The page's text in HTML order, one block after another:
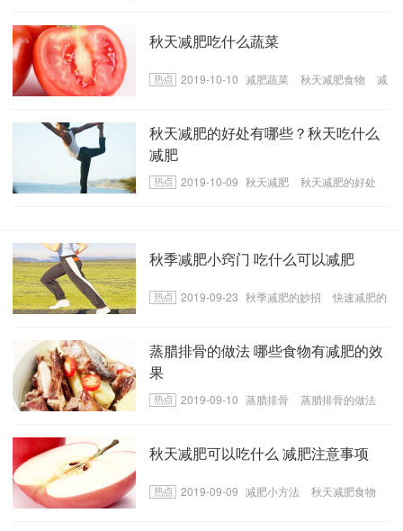
秋天减肥吃什么蔬菜
2019-10-10 减肥蔬菜 秋天减肥食物
减
秋天减肥的好处有哪些？秋天吃什么
减肥
2019-10-09 秋天减肥
秋天减肥的好处
秋季减肥小窍门 吃什么可以减肥
2019-09-23 秋季减肥的妙招
快速减肥的
蒸腊排骨的做法 哪些食物有减肥的效
果
2019-09-10 蒸腊排骨
蒸腊排骨的做法
秋天减肥可以吃什么 减肥注意事项
2019-09-09 减肥小方法
秋天减肥食物